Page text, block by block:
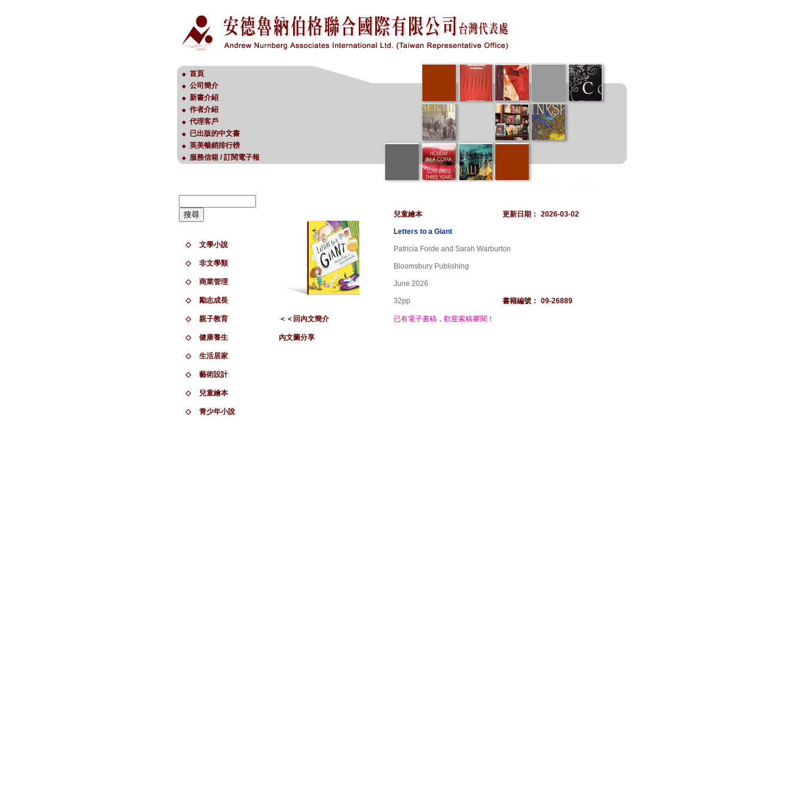
◆ 首頁
◆ 公司簡介
◆ 新書介紹
◆ 作者介紹
◆ 代理客戶
◆ 已出版的中文書
◆ 英美暢銷排行榜
◆ 服務信箱 / 訂閱電子報
◇ 文學小說
◇ 非文學類
◇ 商業管理
◇ 勵志成長
◇ 親子教育
◇ 健康養生
◇ 生活居家
◇ 藝術設計
◇ 兒童繪本
◇ 青少年小說
兒童繪本 更新日期： 2026-03-02
Letters to a Giant
Patricia Forde and Sarah Warburton
Bloomsbury Publishing
June 2026
32pp 書籍編號： 09-26889
＜ ＜ 回內文簡介 已有電子書稿，歡迎索稿審閱！
內文圖分享